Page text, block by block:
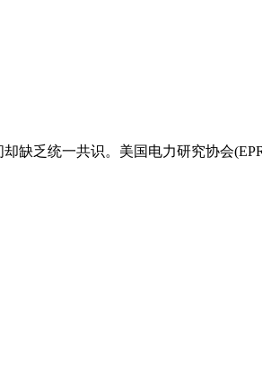
缺乏统一共识。美国电力研究协会